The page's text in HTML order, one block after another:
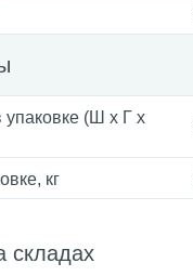
упаковке (Ш x Г x
кг
складах